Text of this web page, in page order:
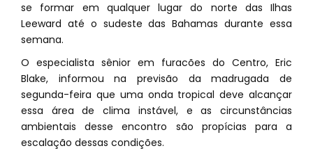
se formar em qualquer lugar do norte das Ilhas
Leeward até o sudeste das Bahamas durante essa
semana.
O especialista sênior em furacões do Centro, Eric
Blake, informou na previsão da madrugada de
segunda-feira que uma onda tropical deve alcançar
essa área de clima instável, e as circunstâncias
ambientais desse encontro são propícias para a
escalação dessas condições.